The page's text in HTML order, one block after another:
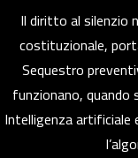
Il diritto al silenzio
costituzionale,
Sequestro
funzionano, quando
Intelligenza artificiale